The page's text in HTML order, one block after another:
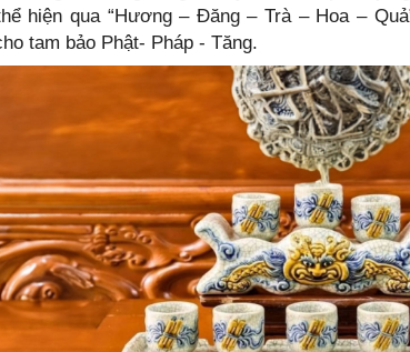
hiện qua “Hương – Đăng – Trà – Hoa –
tam bảo Phật- Pháp - Tăng.